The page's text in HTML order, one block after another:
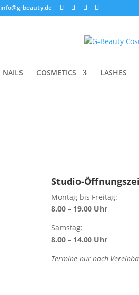
info@g-beauty.de
NAILS COSMETICS LASHES
Studio-
Montag bis Freitag:
8.00 – 19.00 Uhr
Samstag:
8.00 – 14.00 Uhr
Termine nur nach